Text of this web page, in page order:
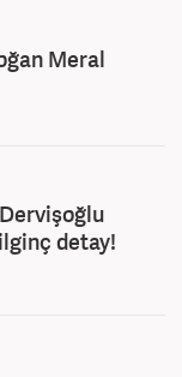
Meral
detay!